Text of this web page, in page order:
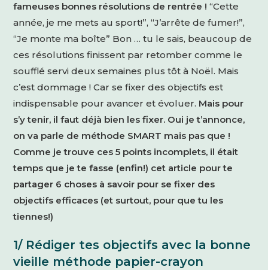
fameuses bonnes résolutions de rentrée !“Cette
année, je me mets au sport!”, “J’arrête de fumer!”,
“Je monte ma boîte” Bon … tu le sais, beaucoup de
ces résolutions finissent par retomber comme le
soufflé servi deux semaines plus tôt à Noël. Mais
c’est dommage ! Car se fixer des objectifs est
indispensable pour avancer et évoluer. Mais pour
s’y tenir, il faut déjà bien les fixer. Oui je t’annonce,
on va parle de méthode SMART mais pas que !
Comme je trouve ces 5 points incomplets, il était
temps que je te fasse (enfin!) cet article pour te
partager 6 choses à savoir pour se fixer des
objectifs efficaces (et surtout, pour que tu les
tiennes!)
1/ Rédiger tes objectifs avec la bonne
vieille méthode papier-crayon